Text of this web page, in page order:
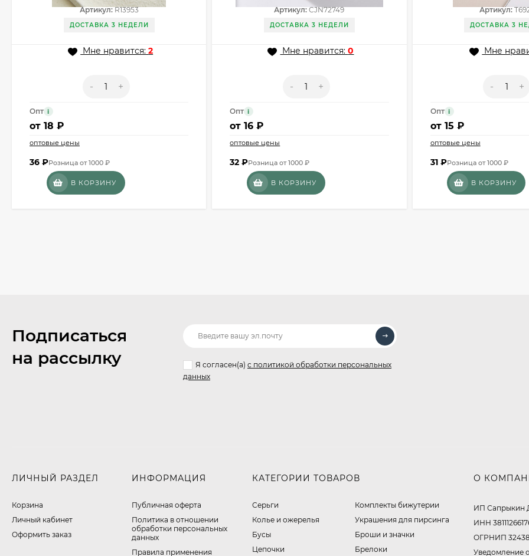
Артикул:R13953
ДОСТАВКА 3 НЕДЕЛИ
Мне нравится:2
- +
Опт i
от 18 ₽
оптовые цены
36 ₽Розница от 1000 ₽
В КОРЗИНУ
Артикул: CJN72749
ДОСТАВКА 3 НЕДЕЛИ
Мне нравится:0
- +
Опт i
от16 ₽
оптовые цены
32₽Розница от 1000 ₽
В КОРЗИНУ
Артикул:
ДОСТАВКА 3
Мне
- +
Опт i
от 15 ₽
оптовые цены
31 ₽Розница от 1000 ₽
В КОРЗИНУ
Подписаться
на рассылку
Я согласен(a) с политикой обработки персональных
данных
ЛИЧНЫЙ РАЗДЕЛ
Корзина
Личный кабинет
Оформить заказ
ИНФОРМАЦИЯ
Публичная оферта
​Политика в отношении
обработки персональных
данных
Правила применения
КАТЕГОРИИ ТОВАРОВ
Серьги
Колье и ожерелья
Бусы
Цепочки
Комплекты бижутерии
Украшения для пирсинга
Броши и значки
Брелоки
О
ИП Сапрыкин
ИНН
ОГРНИП
Уведомление